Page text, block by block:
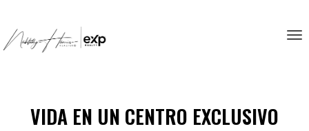
VIDA EN UN CENTRO EXCLUSIVO